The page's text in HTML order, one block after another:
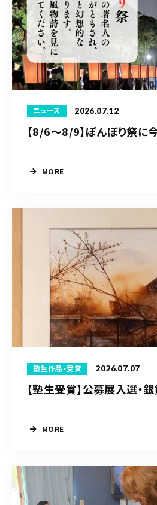
ニュース 2026.07.12
【8/6〜8/9】ぼんぼり祭に
MORE
塾生作品・受賞 2026.07.07
【塾生受賞】公募展入選・
MORE